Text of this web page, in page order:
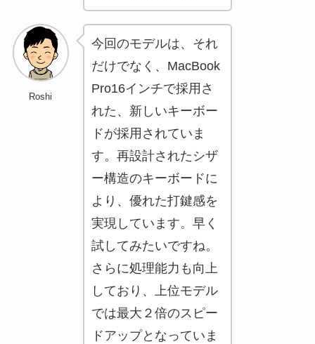
Roshi
今回のモデルは、それ
だけでなく、MacBook
Pro16インチで採用さ
れた、新しいキーボー
ドが採用されていま
す。再設計されたシザ
ー構造のキーボードに
より、優れた打鍵感を
実現しています。早く
試してみたいですね。
さらに処理能力も向上
しており、上位モデル
では最大２倍のスピー
ドアップとなっていま